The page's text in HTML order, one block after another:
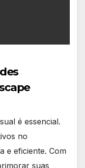
é essencial.
no
e eficiente. Com
suas